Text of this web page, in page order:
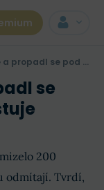
dolarů. Existuje naděje na zotavení?
se
200
odmítají. Tvrdí,